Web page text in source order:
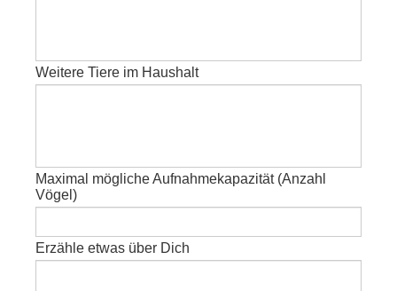
Weitere Tiere im Haushalt
Maximal mögliche Aufnahmekapazität (Anzahl
Vögel)
Erzähle etwas über Dich